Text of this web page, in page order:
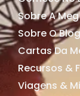
Sobre A Meg
Sobre O Blog
Cartas Da
Recursos &
Viagens &